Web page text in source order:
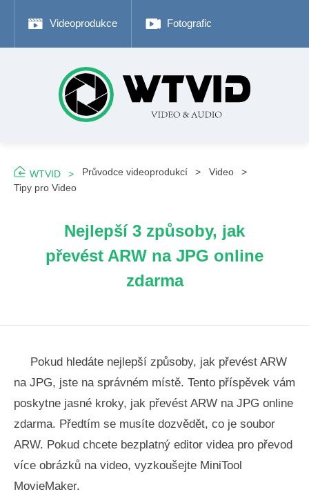
Videoprodukce Fotografické tipy
WTVID Průvodce videoprodukcí
Video
Tipy pro Video
Nejlepší 3 způsoby, jak
převést ARW na JPG online
zdarma
Pokud hledáte nejlepší způsoby, jak převést ARW
na JPG, jste na správném místě. Tento příspěvek vám
poskytne jasné kroky, jak převést ARW na JPG online
zdarma. Předtím se musíte dozvědět, co je soubor
ARW. Pokud chcete bezplatný editor videa pro převod
více obrázků na video, vyzkoušejte MiniTool
MovieMaker.